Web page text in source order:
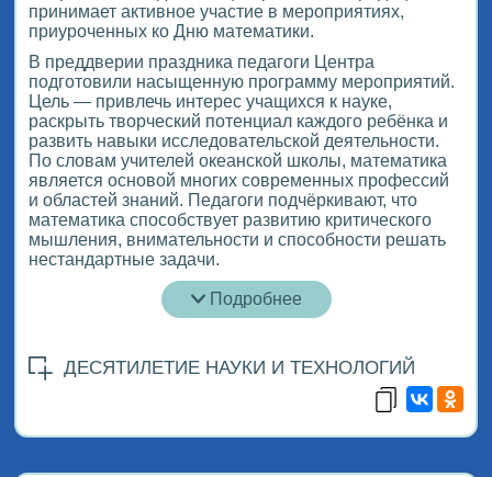
принимает активное участие в мероприятиях,
приуроченных ко Дню математики.
В преддверии праздника педагоги Центра
подготовили насыщенную программу мероприятий.
Цель — привлечь интерес учащихся к науке,
раскрыть творческий потенциал каждого ребёнка и
развить навыки исследовательской деятельности.
По словам учителей океанской школы, математика
является основой многих современных профессий
и областей знаний. Педагоги подчёркивают, что
математика способствует развитию критического
мышления, внимательности и способности решать
нестандартные задачи.
Подробнее
ДЕСЯТИЛЕТИЕ НАУКИ И ТЕХНОЛОГИЙ